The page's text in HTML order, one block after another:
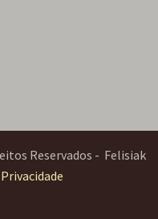
Reservados - Felisiak